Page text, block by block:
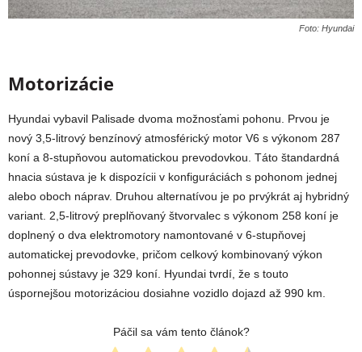
Foto: Hyundai
Motorizácie
Hyundai vybavil Palisade dvoma možnosťami pohonu. Prvou je
nový 3,5-litrový benzínový atmosférický motor V6 s výkonom 287
koní a 8-stupňovou automatickou prevodovkou. Táto štandardná
hnacia sústava je k dispozícii v konfiguráciách s pohonom jednej
alebo oboch náprav. Druhou alternatívou je po prvýkrát aj hybridný
variant. 2,5-litrový preplňovaný štvorvalec s výkonom 258 koní je
doplnený o dva elektromotory namontované v 6-stupňovej
automatickej prevodovke, pričom celkový kombinovaný výkon
pohonnej sústavy je 329 koní. Hyundai tvrdí, že s touto
úspornejšou motorizáciou dosiahne vozidlo dojazd až 990 km.
Páčil sa vám tento článok?